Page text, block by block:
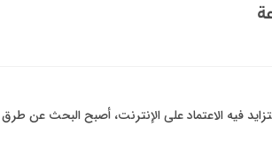
فيه الاعتماد على الإنترنت، أصبح البحث عن